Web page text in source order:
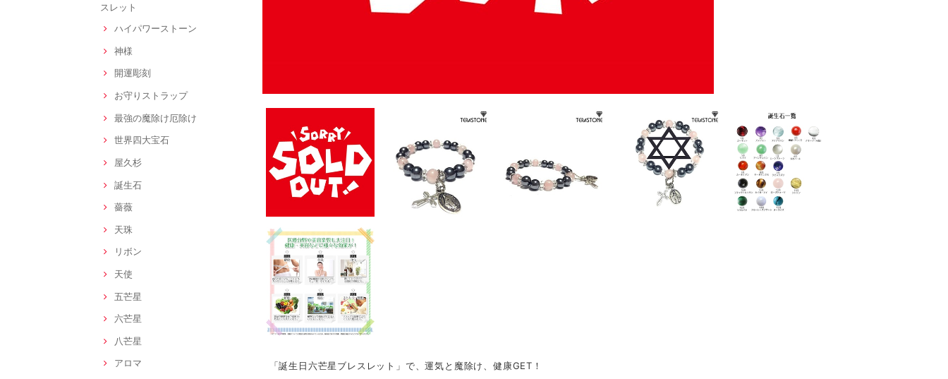
スレット
ハイパワーストーン
神様
開運彫刻
お守りストラップ
最強の魔除け厄除け
世界四大宝石
屋久杉
誕生石
薔薇
天珠
リボン
天使
五芒星
六芒星
八芒星
アロマ
「誕生日六芒星ブレスレット」で、運気と魔除け、健康GET！